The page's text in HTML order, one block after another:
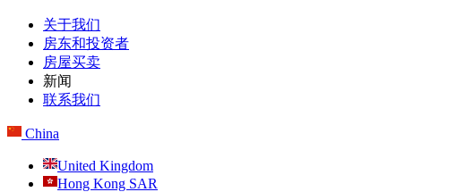
关于我们
房东和投资者
房屋买卖
新闻
联系我们
China
United Kingdom
Hong Kong SAR